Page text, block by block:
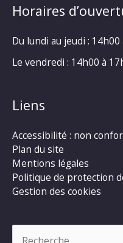
Horaires
Du lundi au jeudi : 14h00
Le vendredi : 14h00 à
Liens
Accessibilité : non
Plan du site
Mentions légales
Politique de protection
Gestion des cookies